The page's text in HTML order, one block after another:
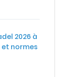
2026 à
et normes